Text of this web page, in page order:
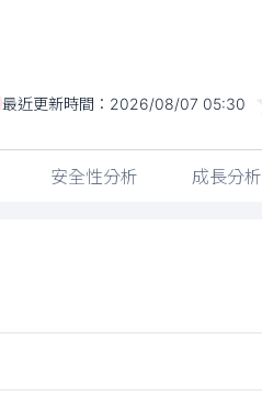
最近更新時間： 2026/08/07 05:30
安全性分析 成長分析